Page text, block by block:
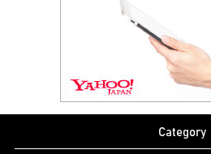
Category